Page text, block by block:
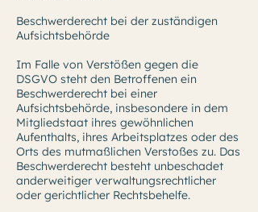
Beschwerderecht bei der zuständigen
Aufsichtsbehörde
Im Falle von Verstößen gegen die
DSGVO steht den Betroffenen ein
Beschwerderecht bei einer
Aufsichtsbehörde, insbesondere in dem
Mitgliedstaat ihres gewöhnlichen
Aufenthalts, ihres Arbeitsplatzes oder des
Orts des mutmaßlichen Verstoßes zu. Das
Beschwerderecht besteht unbeschadet
anderweitiger verwaltungsrechtlicher
oder gerichtlicher Rechtsbehelfe.